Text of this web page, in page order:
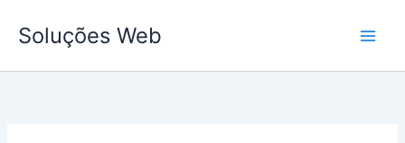
para
conteúdo
Soluções Web